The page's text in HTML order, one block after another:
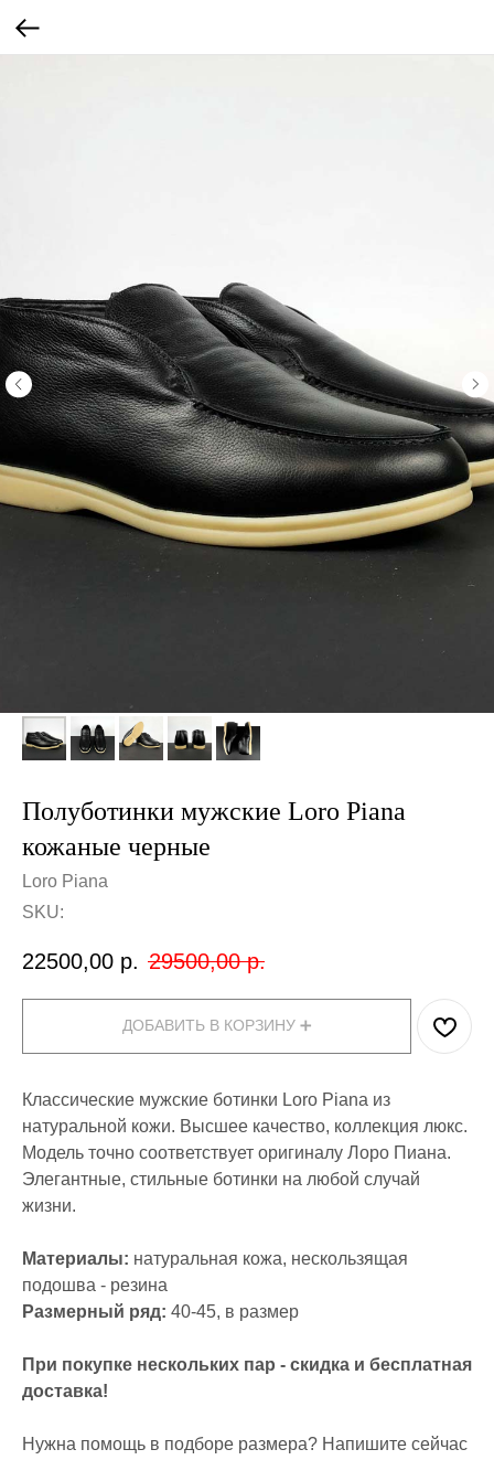
Полуботинки мужские Loro Piana
кожаные черные
Loro Piana
SKU:
22500,00 р. 29500,00 р.
ДОБАВИТЬ В КОРЗИНУ ➕
Классические мужские ботинки Loro Piana из
натуральной кожи. Высшее качество, коллекция люкс.
Модель точно соответствует оригиналу Лоро Пиана.
Элегантные, стильные ботинки на любой случай
жизни.
Материалы: натуральная кожа, нескользящая
подошва - резина
Размерный ряд: 40-45, в размер
При покупке нескольких пар - скидка и бесплатная
доставка!
Нужна помощь в подборе размера? Напишите сейчас